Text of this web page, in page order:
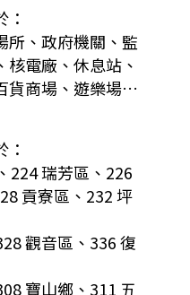
所、政府機關、監
電廠、休息站、
貨商場、遊樂場…
224 瑞芳區、226
貢寮區、232 坪
觀音區、336 復
寶山鄉、311 五